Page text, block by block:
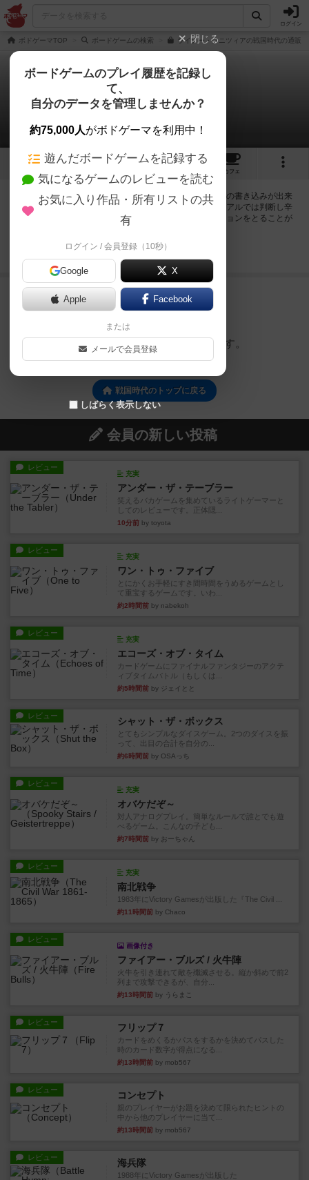
ログイン
ボドゲーマTOP ボードゲームの検索 ライナー・クニツィアの戦国時代の通販/
戦国時代
1件の掲示板
7 9
カフェ
ログインすると戦国時代に関する掲示板の作成やコメントの書き込みが出来
るようになります。ルールの疑問やエラッタ情報、マニュアルでは判断し辛
い曖昧な表記等について会員同士で自由にコミュニケーションをとることが
ログイン/無料会員登録
が閲覧
カードサイズは、69.0*69.0枚数は、14枚です。
戦国時代のトップに戻る
会員の新しい投稿
レビュー
充実
アンダー・ザ・テーブラー
笑えるバカゲームを集めているライトゲーマーと
してのレビューです。正体隠...
10分前 by toyota
レビュー
充実
ワン・トゥ・ファイブ
とにかくお手軽にすき間時間をうめるゲームとし
て重宝するゲームです。いわ...
約2時間前 by nabekoh
レビュー
充実
エコーズ・オブ・タイム
カードゲームにファイナルファンタジーのアクテ
ィブタイムバトル（もしくは...
約5時間前 by ジェイとと
レビュー シャット・ザ・ボックス
とてもシンプルなダイスゲーム。2つのダイスを振
って、出目の合計を自分の...
約6時間前 by OSAっち
レビュー
充実
オバケだぞ～
対人アナログプレイ。簡単なルールで誰とでも遊
べるゲーム。こんなの子ども...
約7時間前 by おーちゃん
レビュー
充実
南北戦争
1983年にVictory Gamesが出版した『The Civil ...
約11時間前 by Chaco
レビュー
画像付き
ファイアー・ブルズ / 火牛陣
火牛を引き連れて敵を殲滅させる。縦か斜めで前2
列まで攻撃できるが、自分...
約13時間前 by うらまこ
レビュー フリップ７
カードをめくるかパスをするかを決めてパスした
時のカード数字が得点になる...
約13時間前 by mob567
レビュー コンセプト
親のプレイヤーがお題を決めて限られたヒントの
中から他のプレイヤーに当て...
約13時間前 by mob567
レビュー 海兵隊
1988年にVictory Gamesが出版した
閉じる
ボードゲームのプレイ履歴を記録し
て、
自分のデータを管理しませんか？
約75,000人がボドゲーマを利用中！
遊んだボードゲームを記録する
気になるゲームのレビューを読む
お気に入り作品・所有リストの共
有
ログイン / 会員登録（10秒）
Google X
Apple Facebook
または
メールで会員登録
しばらく表示しない